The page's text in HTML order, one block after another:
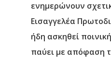
ενημερώνουν
Εισαγγελέα
ήδη ασκηθεί
παύει με απόφαση